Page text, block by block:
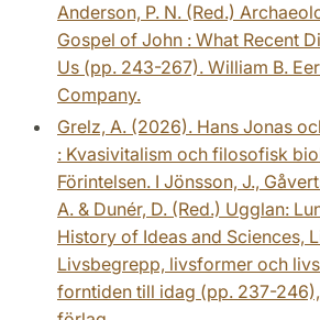
Anderson, P. N. (Red.)
Gospel of John : What Recent
Us (pp. 243-267). William B.
Company.
Grelz, A. (2026). Hans Jonas
: Kvasivitalism och filosofisk
Förintelsen. I Jönsson, J.,
A. & Dunér, D. (Red.) Ugglan:
History of Ideas and Sciences,
Livsbegrepp, livsformer och
forntiden till idag (pp. 237-